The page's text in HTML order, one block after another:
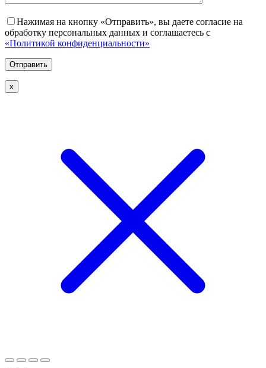
Нажимая на кнопку «Отправить», вы даете согласие на
обработку персональных данных и соглашаетесь с
«Политикой конфиденциальности»
х